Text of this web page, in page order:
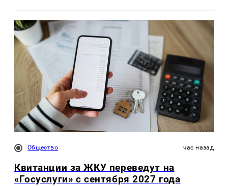
Общество час назад
Квитанции за ЖКУ переведут на
«Госуслуги» с сентября 2027 года